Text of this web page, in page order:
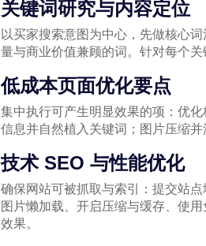
关键词研究与内容定位
以买家搜索意图为中心，先做核心
量与商业价值兼顾的词。针对每个
低成本页面优化要点
集中执行可产生明显效果的项：优
信息并自然植入关键词；图片压缩
技术 SEO 与性能优化
确保网站可被抓取与索引：提交站
图片懒加载、开启压缩与缓存、使
效果。